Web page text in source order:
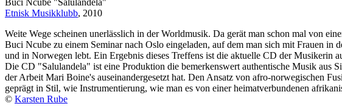
Etnisk Musikklubb, 2010
Weite Wege scheinen unerlässlich in der Worldmusik. Da gerät man schon mal von
Buci Ncube zu einem Seminar nach Oslo eingeladen, auf dem man sich mit Frauen
und in Norwegen lebt. Ein Ergebnis dieses Treffens ist die aktuelle CD der Musikerin
Die CD "Salulandela" ist eine Produktion die bemerkenswert authentische Musik
der Arbeit Mari Boine's auseinandergesetzt hat. Den Ansatz von afro-norwegischen
geprägt in Stil, wie Instrumentierung, wie man es von einer heimatverbundenen
© Karsten Rube